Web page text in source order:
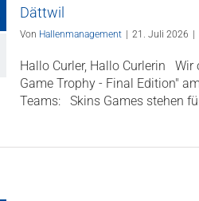
Dättwil
Von Hallenmanagement 21. Juli 2026
Hallo Curler, Hallo Curlerin Wir
Game Trophy - Final Edition"
Teams: Skins Games stehen